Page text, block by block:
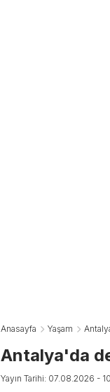
Anasayfa Yaşam
Antalya'da
Yayın Tarihi: 07.08.2026 -